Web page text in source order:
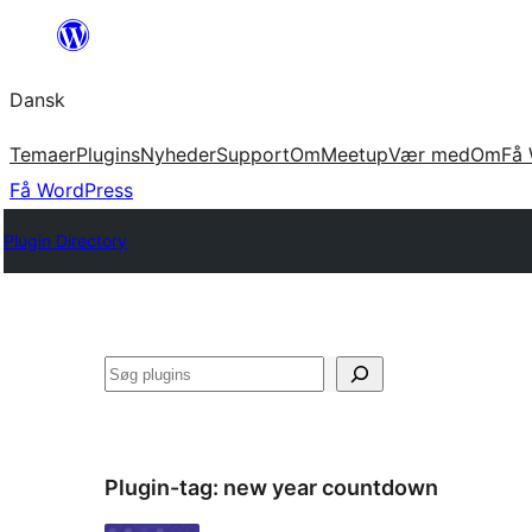
Spring
indhold
Dansk
TemaerPluginsNyhederSupportOmMeetupVær medOmFå
Få WordPress
Plugin Directory
Søg
Plugin-tag: new year countdown